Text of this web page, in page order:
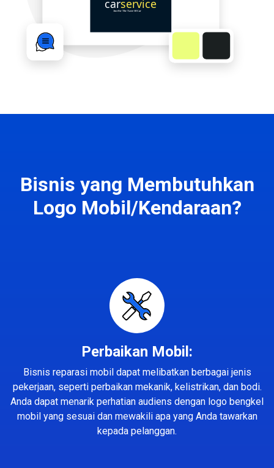
Bisnis yang Membutuhkan
Logo Mobil/Kendaraan?
Perbaikan Mobil:
Bisnis reparasi mobil dapat melibatkan berbagai jenis
pekerjaan, seperti perbaikan mekanik, kelistrikan, dan bodi.
Anda dapat menarik perhatian audiens dengan logo bengkel
mobil yang sesuai dan mewakili apa yang Anda tawarkan
kepada pelanggan.